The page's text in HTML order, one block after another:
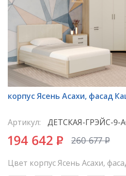
*
корпус Ясень Асахи, фасад
Артикул: ДЕТСКАЯ-ГРЭЙС-9-
194 642 P 260 677P
Цвет корпус Ясень Асахи,